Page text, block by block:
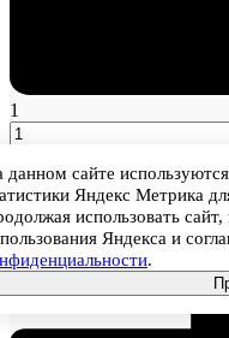
1
данном сайте
Яндекс Метрика
использовать
Яндекса и
.